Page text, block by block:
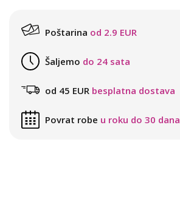
Poštarina od 2.9 EUR
Šaljemo do 24 sata
od 45 EUR besplatna dostava
Povrat robe u roku do 30 dana